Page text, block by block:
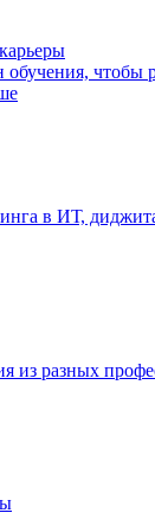
чтобы
в ИТ,
из разных